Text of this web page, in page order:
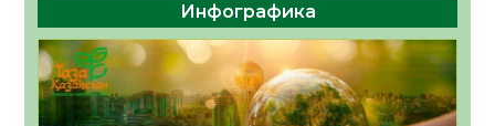
Инфографика